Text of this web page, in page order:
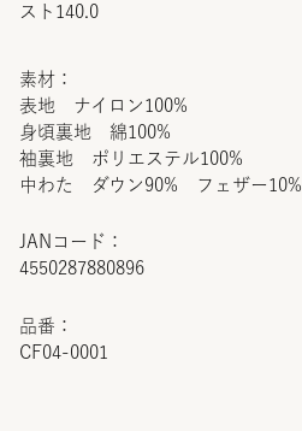
JANコード：
4550287880896
品番：
CF04-0001
スト140.0
素材：
表地 ナイロン100%
身頃裏地 綿100%
袖裏地 ポリエステル100%
中わた ダウン90% フェザー10%